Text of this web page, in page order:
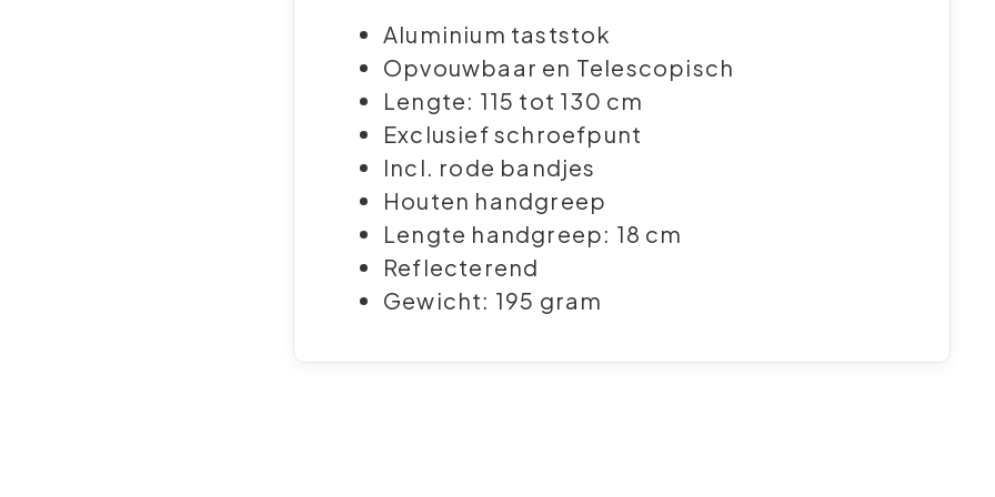
Aluminium taststok
Opvouwbaar en Telescopisch
Lengte: 115 tot 130 cm
Exclusief schroefpunt
Incl. rode bandjes
Houten handgreep
Lengte handgreep: 18 cm
Reflecterend
Gewicht: 195 gram